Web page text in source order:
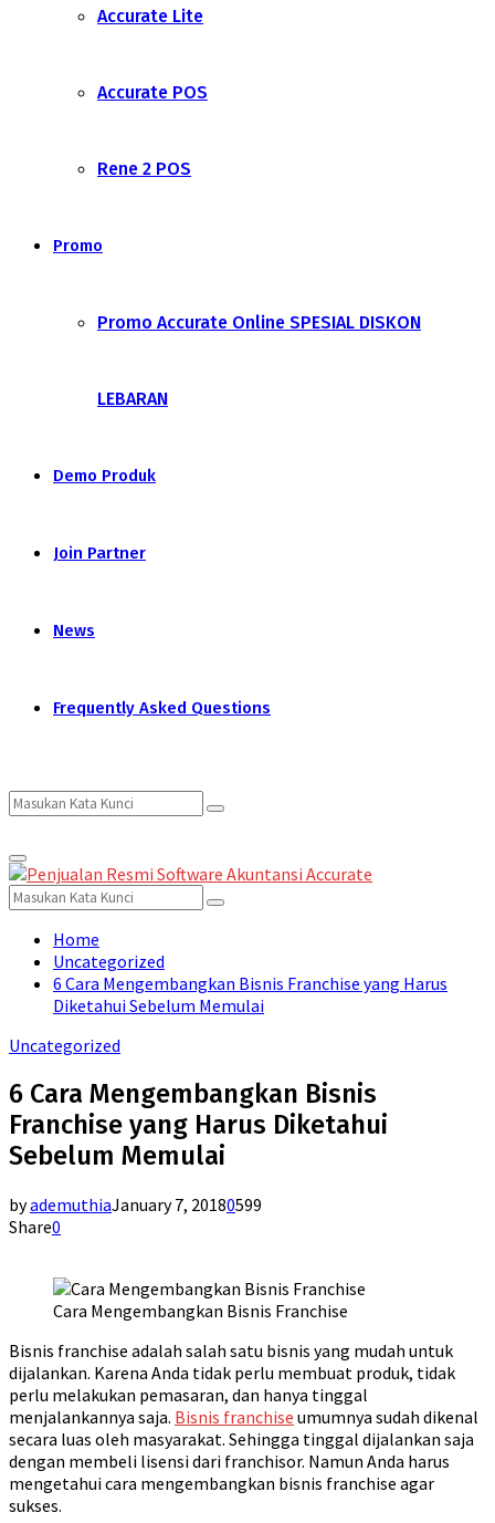
Accurate Lite
Accurate POS
Rene 2 POS
Promo
Promo Accurate Online SPESIAL DISKON
LEBARAN
Demo Produk
Join Partner
News
Frequently Asked Questions
Search
for:
Search
Primary
Menu
Search
for:
Search
Home
Uncategorized
6 Cara Mengembangkan Bisnis Franchise yang Harus
Diketahui Sebelum Memulai
Uncategorized
6 Cara Mengembangkan Bisnis
Franchise yang Harus Diketahui
Sebelum Memulai
byademuthiaJanuary 7, 20180599
Share0
Cara Mengembangkan Bisnis Franchise
Bisnis franchise adalah salah satu bisnis yang mudah untuk
dijalankan. Karena Anda tidak perlu membuat produk, tidak
perlu melakukan pemasaran, dan hanya tinggal
menjalankannya saja. Bisnis franchise umumnya sudah dikenal
secara luas oleh masyarakat. Sehingga tinggal dijalankan saja
dengan membeli lisensi dari franchisor. Namun Anda harus
mengetahui cara mengembangkan bisnis franchise agar
sukses.